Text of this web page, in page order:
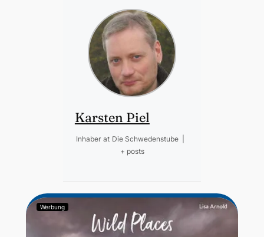
Karsten Piel
Inhaber at Die Schwedenstube
+ posts
Werbung